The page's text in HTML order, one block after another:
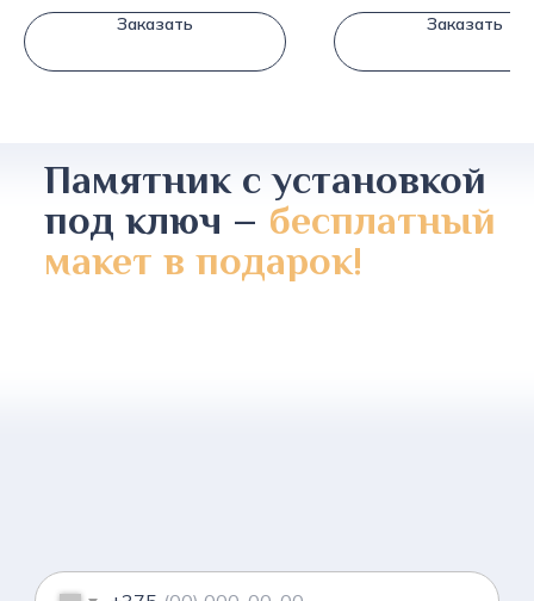
Заказать Заказать
Памятник с установкой
под ключ – бесплатный
макет в подарок!